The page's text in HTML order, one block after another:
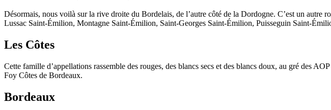
Désormais, nous voilà sur la rive droite du Bordelais, de l’autre côté de la Dordogne. C’est un
Lussac Saint-Émilion, Montagne Saint-Émilion, Saint-Georges Saint-Émilion, Puisseguin Saint-
Les Côtes
Cette famille d’appellations rassemble des rouges, des blancs secs et des blancs doux, au gré des
Foy Côtes de Bordeaux.
Bordeaux